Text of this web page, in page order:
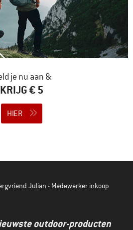
je nu aan &
KRIJG € 5
HIER
Julian - Medewerker inkoop
outdoor-producten